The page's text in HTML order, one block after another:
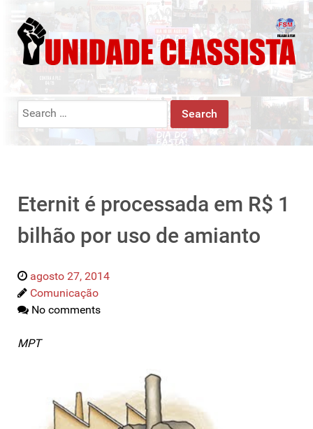
Search
Eternit é processada em R$ 1
bilhão por uso de amianto
agosto 27, 2014
Comunicação
No comments
MPT